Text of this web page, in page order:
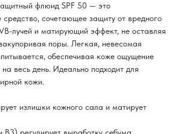
флюид SPF 50 — это
средство, сочетающее защиту от вредного
лучей и матирующий эффект, не оставляя
поры. Легкая, невесомая
обеспечивая коже ощущение
весь день. Идеально подходит для
кожи.
излишки кожного сала и матирует